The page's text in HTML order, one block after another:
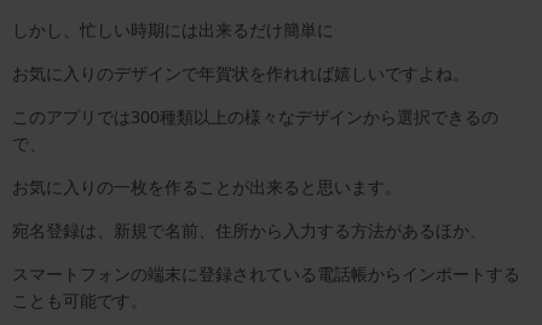
しかし、忙しい時期には出来るだけ簡単に
お気に入りのデザインで年賀状を作れれば嬉しいですよね。
このアプリでは300種類以上の様々なデザインから選択できるの
で、
お気に入りの一枚を作ることが出来ると思います。
宛名登録は、新規で名前、住所から入力する方法があるほか、
スマートフォンの端末に登録されている電話帳からインポートする
ことも可能です。